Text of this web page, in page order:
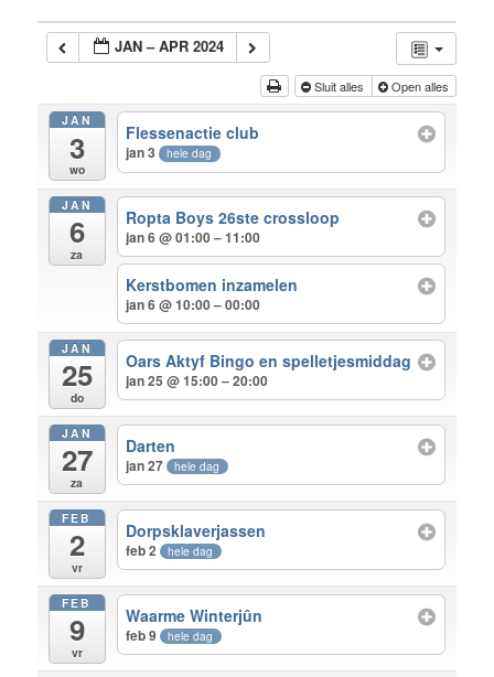
JAN – APR 2024
Sluit alles Open alles
JAN
3
wo
Flessenactie club
jan 3 hele dag
JAN
6
za
Ropta Boys 26ste crossloop
jan 6 @ 01:00 – 11:00
Kerstbomen inzamelen
jan 6 @ 10:00 – 00:00
JAN
25
do
Oars Aktyf Bingo en spelletjesmiddag
jan 25 @ 15:00 – 20:00
JAN
27
za
Darten
jan 27 hele dag
FEB
2
vr
Dorpsklaverjassen
feb 2 hele dag
FEB
9
vr
Waarme Winterjûn
feb 9 hele dag